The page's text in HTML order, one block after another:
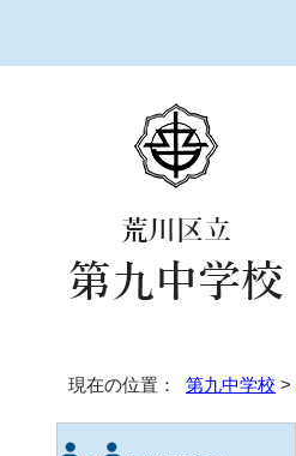
現在の位置： 第九中学校 >